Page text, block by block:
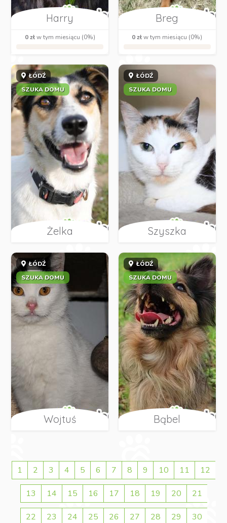
Harry
0 złw tym miesiącu (0%)
Breg
0 złw tym miesiącu (0%)
ŁÓDŹ
SZUKA DOMU
Żelka
ŁÓDŹ
SZUKA DOMU
Szyszka
ŁÓDŹ
SZUKA DOMU
Wojtuś
ŁÓDŹ
SZUKA DOMU
Bąbel
1 2 3 4 5 6 7 8 9 10 11 12
13 14 15 16 17 18 19 20 21
22 23 24 25 26 27 28 29 30